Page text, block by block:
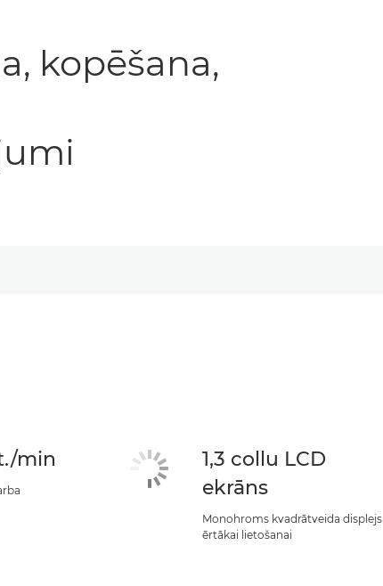
kopēšana,
min
1,3 collu LCD
ekrāns
Monohroms kvadrātveida displejs
ērtākai lietošanai